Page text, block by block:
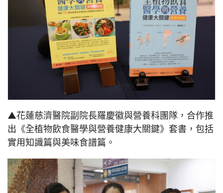
▲花蓮慈濟醫院副院長羅慶徽與營養科團隊，合作推
出《全植物飲食醫學與營養健康大關鍵》套書，包括
實用知識篇與美味食譜篇。